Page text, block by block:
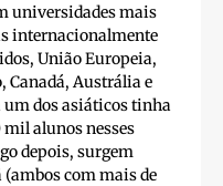
universidades mais
internacionalmente
União Europeia,
Canadá, Austrália e
um dos asiáticos tinha
alunos nesses
depois, surgem
com mais de